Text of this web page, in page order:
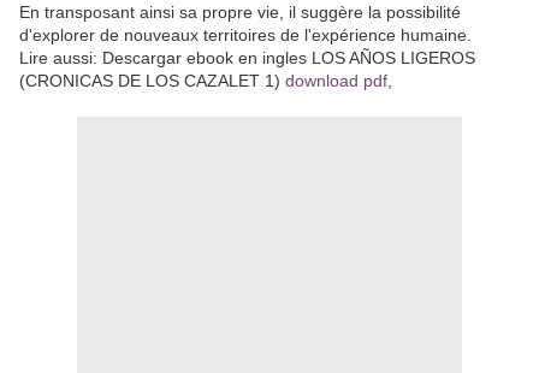
En transposant ainsi sa propre vie, il suggère la possibilité
d'explorer de nouveaux territoires de l'expérience humaine.
Lire aussi: Descargar ebook en ingles LOS AÑOS LIGEROS
(CRONICAS DE LOS CAZALET 1) download pdf